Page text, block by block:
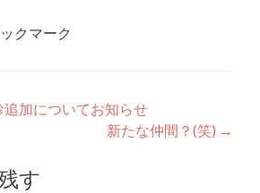
クマーク
ーション
加についてお知らせ
新たな仲間？(笑) →
す